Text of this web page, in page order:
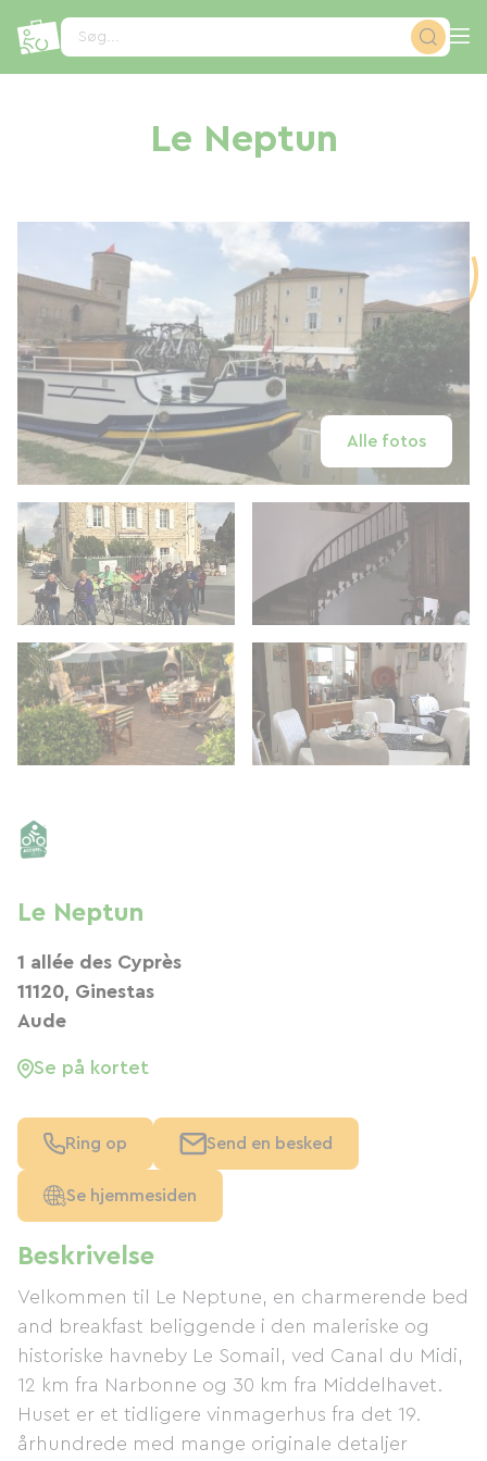
Søg...
Le Neptun
Alle fotos
Beskrivelse
Velkommen til Le Neptune, en charmerende bed
and breakfast beliggende i den maleriske og
historiske havneby Le Somail, ved Canal du Midi,
12 km fra Narbonne og 30 km fra Middelhavet.
Huset er et tidligere vinmagerhus fra det 19.
århundrede med mange originale detaljer
Le Neptun
1 allée des Cyprès
11120, Ginestas
Aude
Se på kortet
Ring op Send en besked
Se hjemmesiden
CCookie-styringspanel